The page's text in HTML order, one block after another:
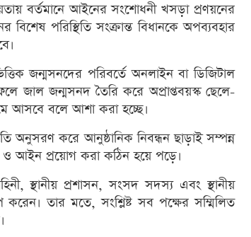
বর্তমানে আইনের সংশোধনী খসড়া প্রণয়নের
পরিস্থিতি সংক্রান্ত বিধানকে অপব্যবহার
জন্মসনদের পরিবর্তে অনলাইন বা ডিজিটাল
জাল জন্মসনদ তৈরি করে অপ্রাপ্তবয়স্ক ছেলে-
আসবে বলে আশা করা হচ্ছে।
অনুসরণ করে আনুষ্ঠানিক নিবন্ধন ছাড়াই সম্পন্ন
ও আইন প্রয়োগ করা কঠিন হয়ে পড়ে।
স্থানীয় প্রশাসন, সংসদ সদস্য এবং স্থানীয়
তার মতে, সংশ্লিষ্ট সব পক্ষের সম্মিলিত